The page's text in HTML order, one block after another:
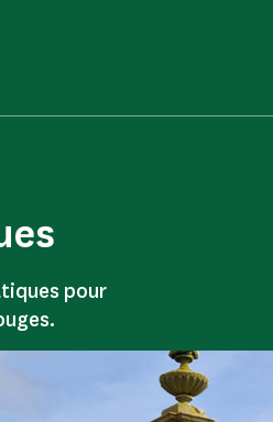
pour